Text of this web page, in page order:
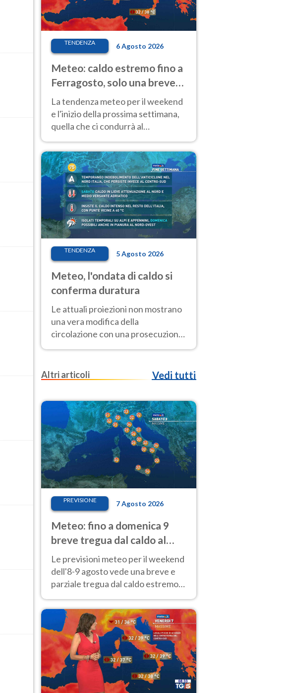
TENDENZA 6 Agosto 2026
Meteo: caldo estremo fino a
Ferragosto, solo una breve
pausa. Ecco dove
La tendenza meteo per il weekend
e l'inizio della prossima settimana,
quella che ci condurrà al
temperature molto elevate
TENDENZA 5 Agosto 2026
Meteo, l'ondata di caldo si
conferma duratura
Le attuali proiezioni non mostrano
una vera modifica della
circolazione con una prosecuzione
del caldo fuori scala per molti
Ferragosto
Altri articoli Vedi tutti
PREVISIONE 7 Agosto 2026
Meteo: fino a domenica 9
breve tregua dal caldo al
Nord! Altrove calura e afa
Le previsioni meteo per il weekend
dell'8-9 agosto vede una breve e
parziale tregua dal caldo estremo
40 gradi.